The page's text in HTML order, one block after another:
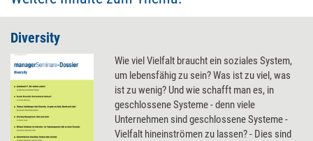
Diversity
Wie viel Vielfalt braucht ein soziales System,
um lebensfähig zu sein? Was ist zu viel, was
ist zu wenig? Und wie schafft man es, in
geschlossene Systeme - denn viele
Unternehmen sind geschlossene Systeme -
Vielfalt hineinströmen zu lassen? - Dies sind